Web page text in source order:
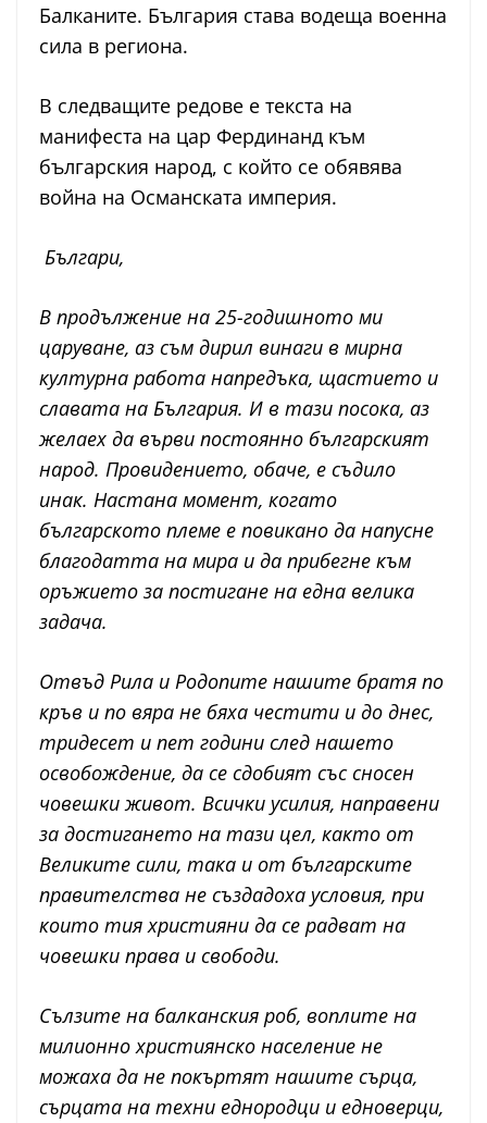
Балканите. България става водеща военна
сила в региона.
В следващите редове е текста на
манифеста на цар Фердинанд към
българския народ, с който се обявява
война на Османската империя.
Българи,
В продължение на 25-годишното ми
царуване, аз съм дирил винаги в мирна
културна работа напредъка, щастието и
славата на България. И в тази посока, аз
желаех да върви постоянно българският
народ. Провидението, обаче, е съдило
инак. Настана момент, когато
българското племе е повикано да напусне
благодатта на мира и да прибегне към
оръжието за постигане на една велика
задача.
Отвъд Рила и Родопите нашите братя по
кръв и по вяра не бяха честити и до днес,
тридесет и пет години след нашето
освобождение, да се сдобият със сносен
човешки живот. Всички усилия, направени
за достигането на тази цел, както от
Великите сили, така и от българските
правителства не създадоха условия, при
които тия християни да се радват на
човешки права и свободи.
Сълзите на балканския роб, воплите на
милионно християнско население не
можаха да не покъртят нашите сърца,
сърцата на техни еднородци и едноверци,